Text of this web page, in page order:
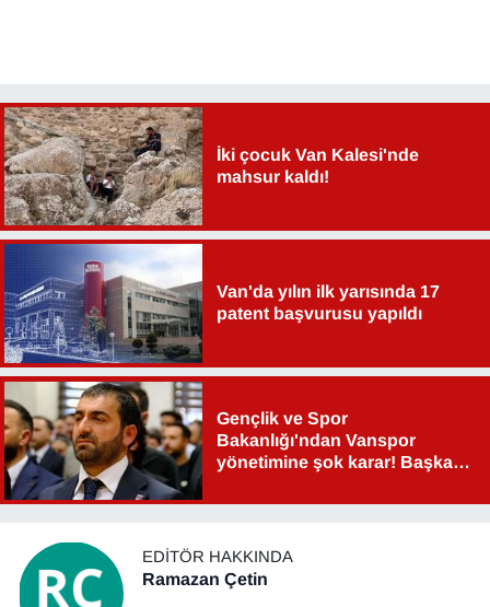
İki çocuk Van Kalesi'nde
mahsur kaldı!
Van'da yılın ilk yarısında 17
patent başvurusu yapıldı
Gençlik ve Spor
Bakanlığı'ndan Vanspor
yönetimine şok karar! Başkan
EDITÖR HAKKINDA
Ramazan Çetin